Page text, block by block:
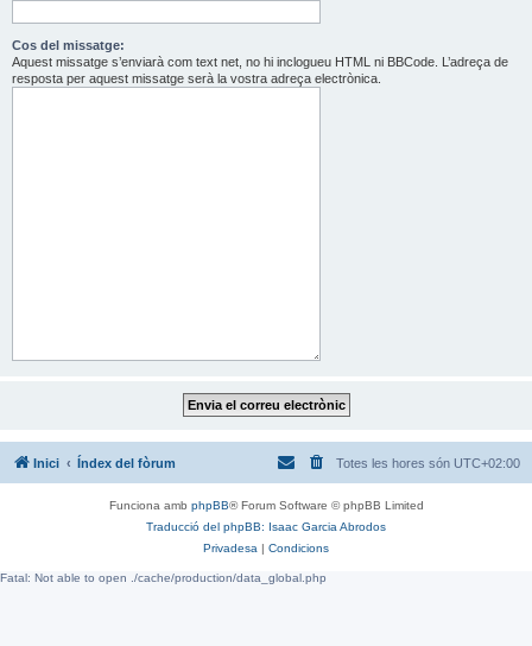
Cos del missatge:
Aquest missatge s’enviarà com text net, no hi inclogueu HTML ni BBCode. L’adreça de
resposta per aquest missatge serà la vostra adreça electrònica.
Inici Índex del fòrum Totes les hores són UTC+02:00
Funciona amb phpBB® Forum Software © phpBB Limited
Traducció del phpBB: Isaac Garcia Abrodos
Privadesa | Condicions
Fatal: Not able to open ./cache/production/data_global.php